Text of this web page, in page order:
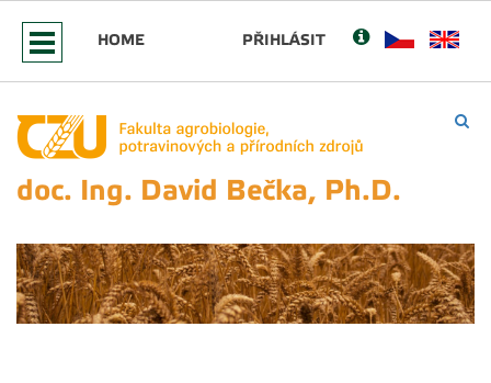
HOME PŘIHLÁSIT
doc. Ing. David Bečka, Ph.D.